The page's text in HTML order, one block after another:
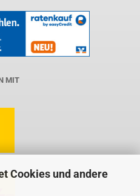
Cookies und andere
MIT